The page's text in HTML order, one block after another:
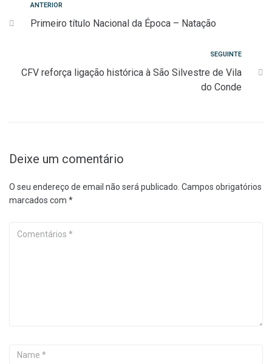
Navegação
de
Anterior
ANTERIOR
Primeiro título Nacional da Época – Natação
SEGUINTE
CFV reforça ligação histórica à São Silvestre de Vila
do Conde
Deixe um comentário
O seu endereço de email não será publicado. Campos obrigatórios
marcados com *